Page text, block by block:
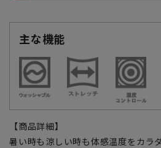
主な機能
【商品詳細】
暑い時も涼しい時も体感温度をカラ